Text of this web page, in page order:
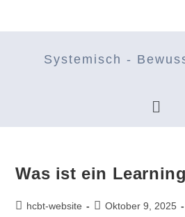
Systemisch -
Was ist ein
hcbt-website
Oktober 9, 2025